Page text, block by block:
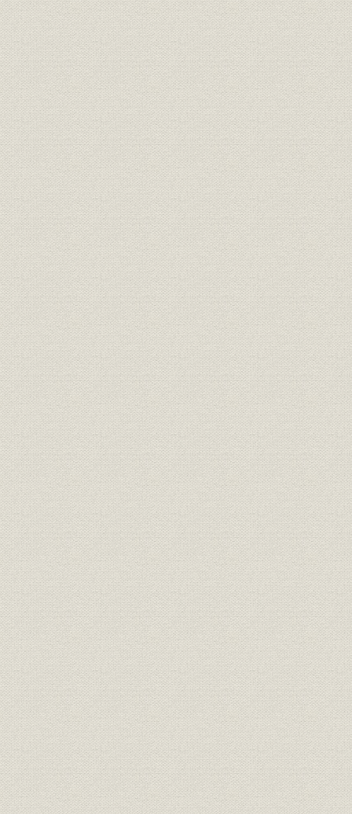
財務・業績 [三井銀行] 全店合併整理予算 明治二十
財務・業績
[三井銀行] 調書類之儘当時決算
之見込
明治二十
社訓 三井家憲第二草案 明治二四
経営;社訓 ロイスレル氏意見書
明治二四
年七月廿日
経営;規則 三井家仮評議会規則 明治二四
経営 三井家仮評議会議事録
明治二四
年五月三
経営;規則 三井組 諸規則留(抄) 明治廿六
財務・業績
明治廿五年下半季 大元方勘定目
録
明治廿五
財務・業績 物産会社営業実況報告并意見書 明治二四
経営
三井物産会社改革将来必要之廉
明治二四年
事業所;経営
三井物産会社本支店将来営業科
目
明治二四年
経営 三井鉱山会社創立趣意書 明治二四年
経営 三井鉱山合資会社創立手続 明治二五年
定款 有限責任三井鉱山合資会社定款 明治二五
財務・業績
三井鉱山合資会社 明治廿五年下
季営業報告
明治二六
組織 明治二四年 三越呉服店改革書類 明治二四年
組織 三越呉服店改正手続 明治廿五
経営 三越呉服店宛 大元方ヨリ達書 明治二六
組織
三井各商店ヲ合名会社ノ組織ニ
スル事
明治二六